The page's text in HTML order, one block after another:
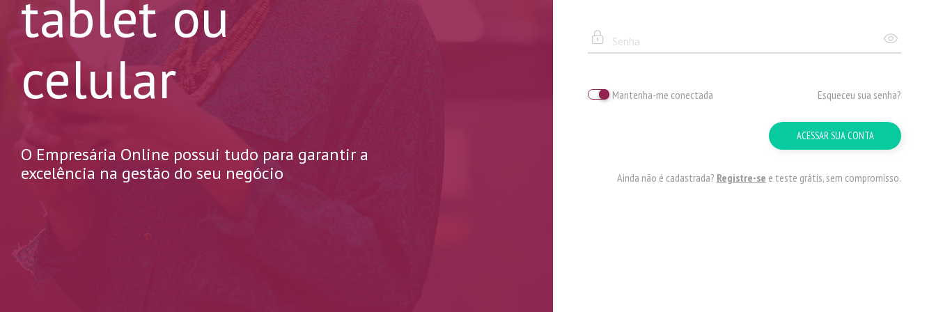
tablet ou
celular
O Empresária Online possui tudo para garantir a
excelência na gestão do seu negócio
Mantenha-me conectada Esqueceu sua senha?
ACESSAR SUA CONTA
Ainda não é cadastrada? Registre-se e teste grátis, sem compromisso.